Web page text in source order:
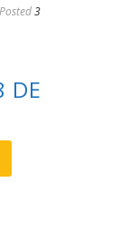
Posted3
DE